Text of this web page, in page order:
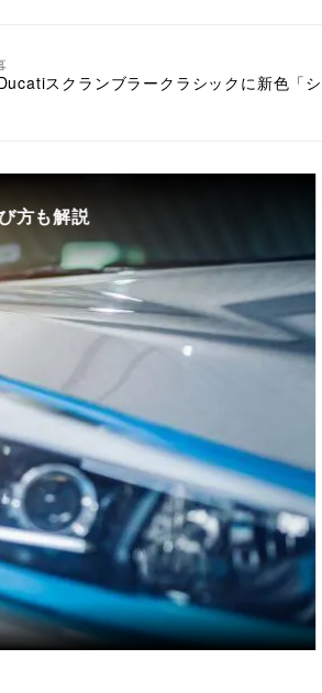
スクランブラークラシックに新色「
方も解説